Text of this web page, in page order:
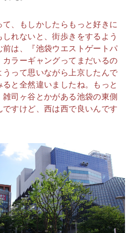
て、もしかしたらもっと好きに
れないと、街歩きをするよう
は、『池袋ウエストゲートパ
ラーギャングってまだいるの
って思いながら上京したんで
と全然違いましたね。もっと
司ヶ谷とかがある池袋の東側
ですけど、西は西で良いんです